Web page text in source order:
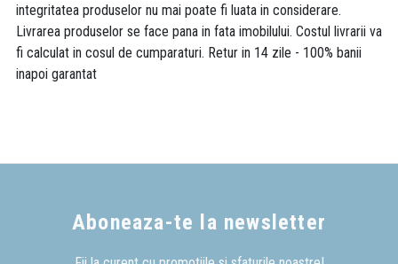
integritatea produselor nu mai poate fi luata in considerare.
Livrarea produselor se face pana in fata imobilului. Costul livrarii va
fi calculat in cosul de cumparaturi. Retur in 14 zile - 100% banii
inapoi garantat
Aboneaza-te la newsletter